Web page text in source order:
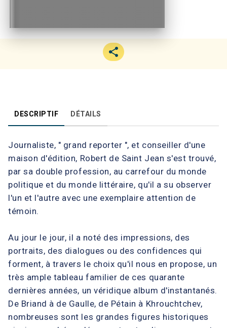
DESCRIPTIF DÉTAILS
Journaliste, " grand reporter ", et conseiller d'une
maison d'édition, Robert de Saint Jean s'est trouvé,
par sa double profession, au carrefour du monde
politique et du monde littéraire, qu'il a su observer
l'un et l'autre avec une exemplaire attention de
témoin.
Au jour le jour, il a noté des impressions, des
portraits, des dialogues ou des confidences qui
forment, à travers le choix qu'il nous en propose, un
très ample tableau familier de ces quarante
dernières années, un véridique album d'instantanés.
De Briand à de Gaulle, de Pétain à Khrouchtchev,
nombreuses sont les grandes figures historiques